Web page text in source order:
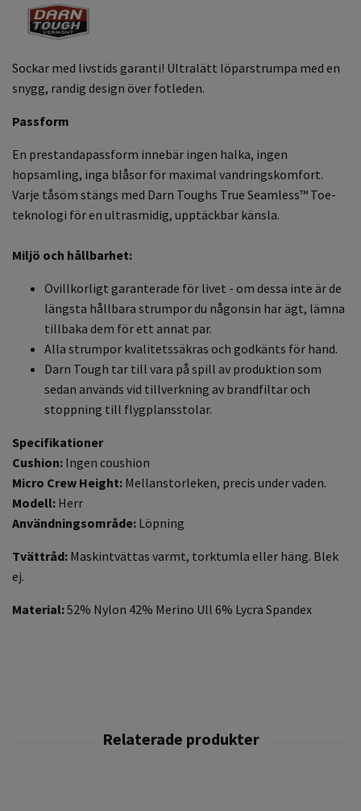
Sockar med livstids garanti! Ultralätt löparstrumpa med en
snygg, randig design över fotleden.
Passform
En prestandapassform innebär ingen halka, ingen
hopsamling, inga blåsor för maximal vandringskomfort.
Varje tåsöm stängs med Darn Toughs True Seamless™ Toe-
teknologi för en ultrasmidig, upptäckbar känsla.
Miljö och hållbarhet:
Ovillkorligt garanterade för livet - om dessa inte är de
längsta hållbara strumpor du någonsin har ägt, lämna
tillbaka dem för ett annat par.
Alla strumpor kvalitetssäkras och godkänts för hand.
Darn Tough tar till vara på spill av produktion som
sedan används vid tillverkning av brandfiltar och
stoppning till flygplansstolar.
Specifikationer
Cushion: Ingen coushion
Micro Crew Height: Mellanstorleken, precis under vaden.
Modell: Herr
Användningsområde: Löpning
Tvättråd: Maskintvättas varmt, torktumla eller häng. Blek
ej.
Material:52% Nylon 42% Merino Ull 6% Lycra Spandex